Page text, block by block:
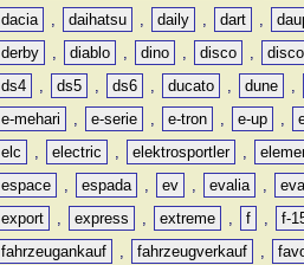
dacia
, daihatsu , daily , dart ,
derby
, diablo , dino , disco ,
ds4
, ds5 , ds6 , ducato , dune ,
e-mehari
, e-serie , e-tron , e-up ,
elc
, electric , elektrosportler ,
espace
, espada , ev , evalia ,
export
, express , extreme , f , f-
fahrzeugankauf
, fahrzeugverkauf ,